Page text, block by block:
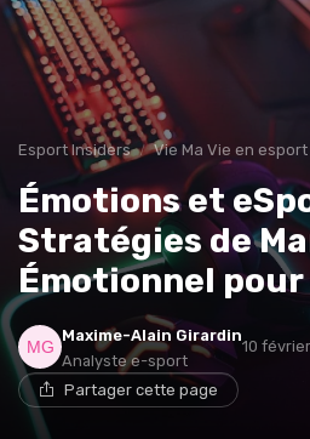
Esport Insiders Vie Ma Vie en esport
Émotions et
Stratégies de
Émotionnel pour
Maxime-Alain Girardin
Analyste e-sport
10
Partager cette page